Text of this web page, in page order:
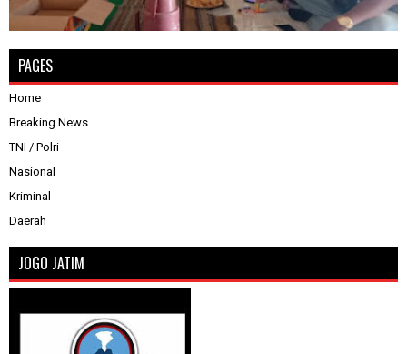
PAGES
Home
Breaking News
TNI / Polri
Nasional
Kriminal
Daerah
JOGO JATIM